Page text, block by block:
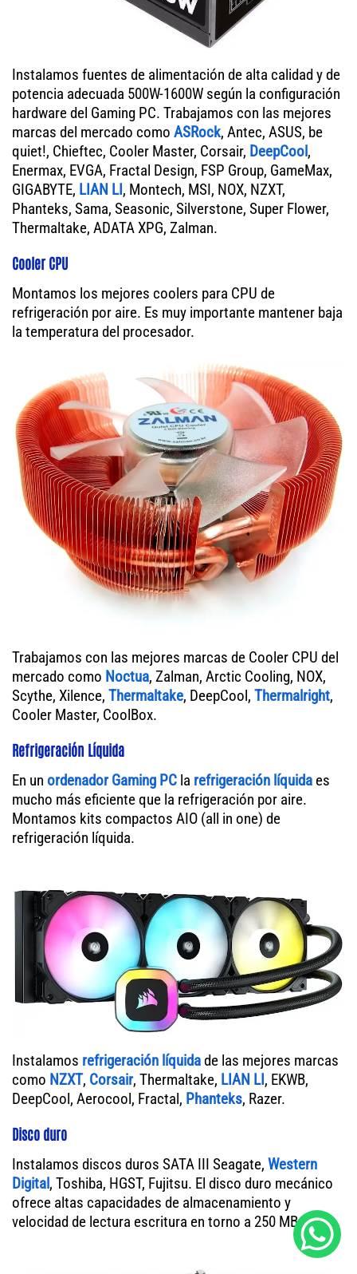
Instalamos fuentes de alimentación de alta calidad y de
potencia adecuada 500W-1600W según la configuración
hardware del Gaming PC. Trabajamos con las mejores
marcas del mercado como ASRock, Antec, ASUS, be
quiet!, Chieftec, Cooler Master, Corsair, DeepCool,
Enermax, EVGA, Fractal Design, FSP Group, GameMax,
GIGABYTE, LIAN LI, Montech, MSI, NOX, NZXT,
Phanteks, Sama, Seasonic, Silverstone, Super Flower,
Thermaltake, ADATA XPG, Zalman.
Cooler CPU
Montamos los mejores coolers para CPU de
refrigeración por aire. Es muy importante mantener baja
la temperatura del procesador.
Trabajamos con las mejores marcas de Cooler CPU del
mercado como Noctua, Zalman, Arctic Cooling, NOX,
Scythe, Xilence, Thermaltake, DeepCool, Thermalright,
Cooler Master, CoolBox.
Refrigeración Líquida
En un ordenador Gaming PC la refrigeración líquida es
mucho más eficiente que la refrigeración por aire.
Montamos kits compactos AIO (all in one) de
refrigeración líquida.
Instalamos refrigeración líquidade las mejores marcas
como NZXT, Corsair, Thermaltake, LIAN LI, EKWB,
DeepCool, Aerocool, Fractal, Phanteks, Razer.
Disco duro
Instalamos discos duros SATA III Seagate, Western
Digital, Toshiba, HGST, Fujitsu. El disco duro mecánico
ofrece altas capacidades de almacenamiento y
velocidad de lectura escritura en torno a 250 MB/s.